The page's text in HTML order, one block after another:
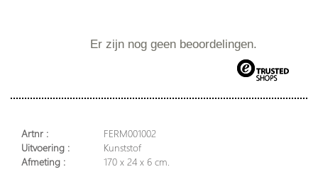
Er zijn nog geen beoordelingen.
Artnr :
FERM001002
Uitvoering :
Kunststof
Afmeting :
170 x 24 x 6 cm.